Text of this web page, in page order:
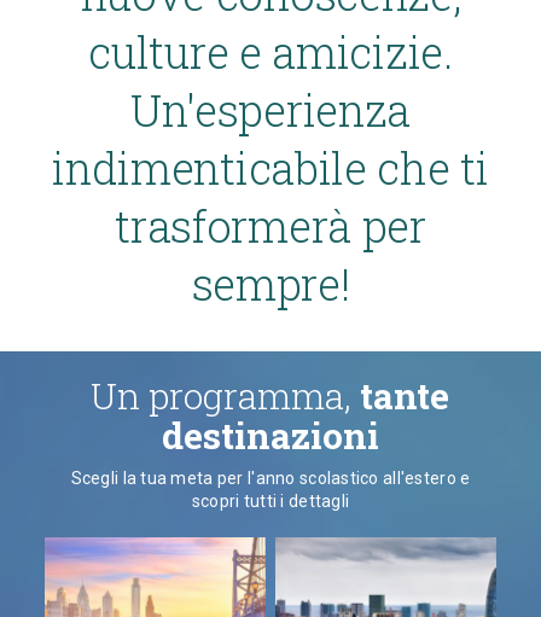
culture e amicizie.
Un'esperienza
indimenticabile che ti
trasformerà per
sempre!
Un programma, tante
destinazioni
Scegli la tua meta per l'anno scolastico all'estero e
scopri tutti i dettagli